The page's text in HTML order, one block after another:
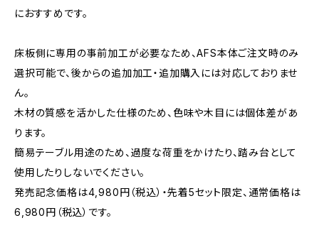
におすすめです。
床板側に専用の事前加工が必要なため、AFS本体ご注文時のみ
選択可能で、後からの追加加工・追加購入には対応しておりませ
ん。
木材の質感を活かした仕様のため、色味や木目には個体差があ
ります。
簡易テーブル用途のため、過度な荷重をかけたり、踏み台として
使用したりしないでください。
発売記念価格は4,980円（税込）・先着5セット限定、通常価格は
6,980円（税込）です。